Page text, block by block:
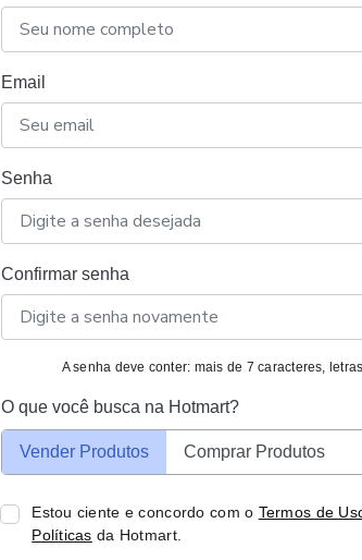
Email
Senha
Confirmar senha
A senha deve conter: mais de 7 caracteres,
O que você busca na Hotmart?
Vender Produtos Comprar Produtos
Estou ciente e concordo com o Termos de
Políticas da Hotmart.